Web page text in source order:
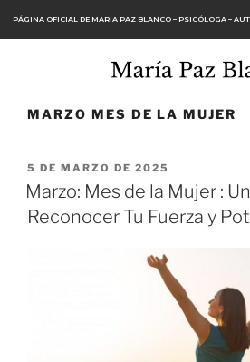
PÁGINA OFICIAL DE MARIA PAZ BLANCO – PSICÓLOGA –
MARZO MES DE LA MUJER
5 DE MARZO DE 2025
Marzo: Mes de la Mujer :
Reconocer Tu Fuerza y